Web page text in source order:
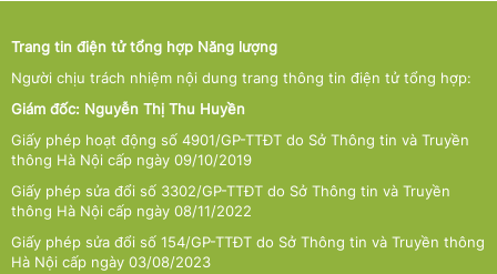
Trang tin điện tử tổng hợp Năng lượng
Người chịu trách nhiệm nội dung trang thông tin điện tử tổng hợp:
Giám đốc: Nguyễn Thị Thu Huyền
Giấy phép hoạt động số 4901/GP-TTĐT do Sở Thông tin và Truyền
thông Hà Nội cấp ngày 09/10/2019
Giấy phép sửa đổi số 3302/GP-TTĐT do Sở Thông tin và Truyền
thông Hà Nội cấp ngày 08/11/2022
Giấy phép sửa đổi số 154/GP-TTĐT do Sở Thông tin và Truyền thông
Hà Nội cấp ngày 03/08/2023